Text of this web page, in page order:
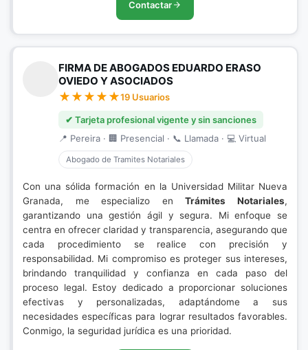
Contactar
FIRMA DE ABOGADOS EDUARDO ERASO
OVIEDO Y ASOCIADOS
19 Usuarios
✔ Tarjeta profesional vigente y sin sanciones
📍 Pereira · 🏢 Presencial · 📞 Llamada · 💻 Virtual
Abogado de Tramites Notariales
Con una sólida formación en la Universidad Militar Nueva
Granada, me especializo enTrámites Notariales,
garantizando una gestión ágil y segura. Mi enfoque se
centra en ofrecer claridad y transparencia, asegurando que
cada procedimiento se realice con precisión y
responsabilidad. Mi compromiso es proteger sus intereses,
brindando tranquilidad y confianza en cada paso del
proceso legal. Estoy dedicado a proporcionar soluciones
efectivas y personalizadas, adaptándome a sus
necesidades específicas para lograr resultados favorables.
Conmigo, la seguridad jurídica es una prioridad.